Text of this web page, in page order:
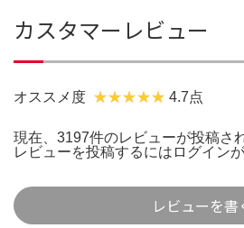
カスタマーレビュー
オススメ度 4.7点
現在、3197件のレビューが投稿さ
レビューを投稿するには ログイン
レビューを書